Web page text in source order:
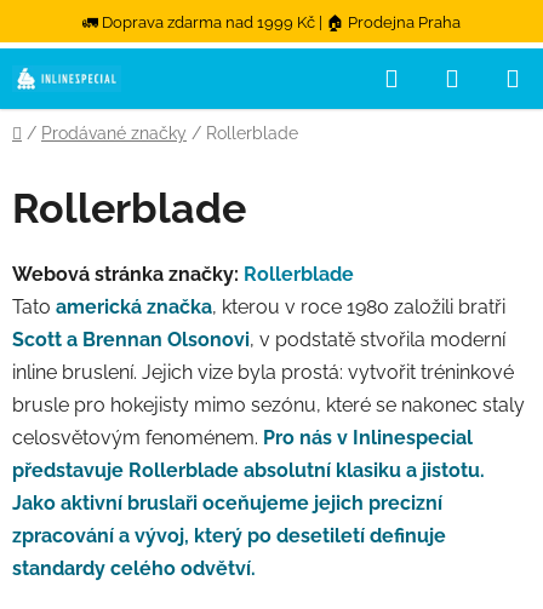
🚛 Doprava zdarma nad 1999 Kč | 🏠 Prodejna Praha
Přejít na obsah
Hledat
Domů
/ Prodávané značky / Rollerblade
Rollerblade
Webová stránka značky: Rollerblade
Tato americká značka, kterou v roce 1980 založili bratři
Scott a Brennan Olsonovi, v podstatě stvořila moderní
inline bruslení. Jejich vize byla prostá: vytvořit tréninkové
brusle pro hokejisty mimo sezónu, které se nakonec staly
celosvětovým fenoménem. Pro nás v Inlinespecial
představuje Rollerblade absolutní klasiku a jistotu.
Jako aktivní bruslaři oceňujeme jejich precizní
zpracování a vývoj, který po desetiletí definuje
standardy celého odvětví.